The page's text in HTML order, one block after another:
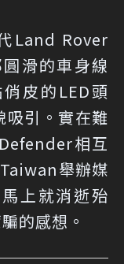
Land Rover
滑的車身線
皮的LED頭
吸引。實在難
相互
舉辦媒
上就消逝殆
的感想。